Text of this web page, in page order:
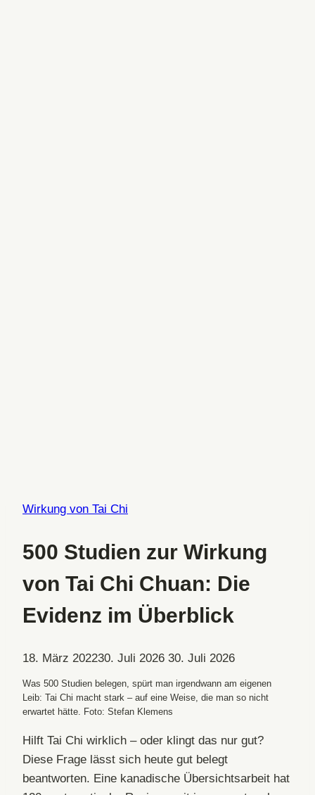
Wirkung von Tai Chi
500 Studien zur Wirkung
von Tai Chi Chuan: Die
Evidenz im Überblick
18. März 202230. Juli 2026 30. Juli 2026
Was 500 Studien belegen, spürt man irgendwann am eigenen
Leib: Tai Chi macht stark – auf eine Weise, die man so nicht
erwartet hätte. Foto: Stefan Klemens
Hilft Tai Chi wirklich – oder klingt das nur gut?
Diese Frage lässt sich heute gut belegt
beantworten. Eine kanadische Übersichtsarbeit hat